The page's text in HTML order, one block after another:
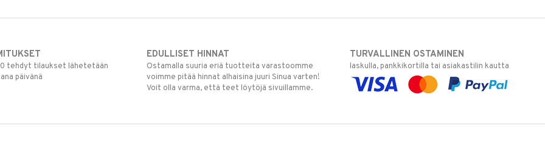
tehdyt tilaukset lähetetään
päivänä
EDULLISET HINNAT
Ostamalla suuria eriä tuotteita varastoomme
voimme pitää hinnat alhaisina juuri Sinua varten!
Voit olla varma, että teet löytöjä sivuillamme.
TURVALLINEN OSTAMINEN
laskulla, pankkikortilla tai asiakastilin kautta